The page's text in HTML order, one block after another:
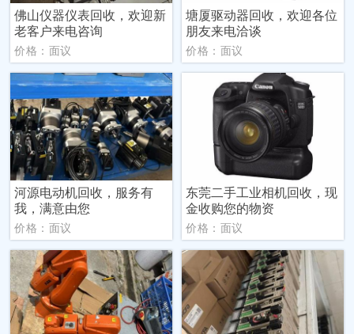
佛山仪器仪表回收，欢迎新
老客户来电咨询
价格：面议
塘厦驱动器回收，欢迎各位
朋友来电洽谈
价格：面议
河源电动机回收，服务有
我，满意由您
价格：面议
东莞二手工业相机回收，现
金收购您的物资
价格：面议